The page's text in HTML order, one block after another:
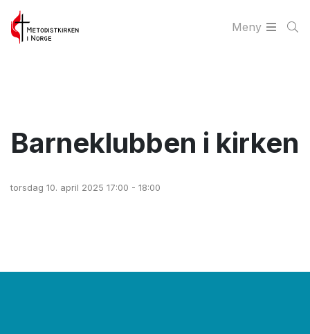
Meny
Barneklubben i kirken
torsdag 10. april 2025 17:00 - 18:00